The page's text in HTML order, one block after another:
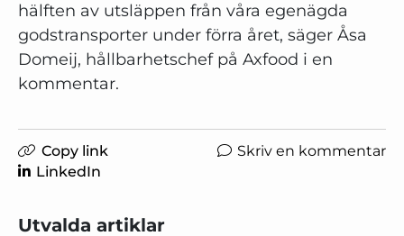
hälften av utsläppen från våra egenägda
godstransporter under förra året, säger Åsa
Domeij, hållbarhetschef på Axfood i en
kommentar.
Copy link
LinkedIn
Skriv en kommentar
Utvalda artiklar